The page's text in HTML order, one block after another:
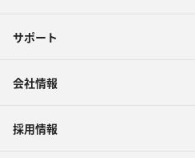
サポート
会社情報
採用情報